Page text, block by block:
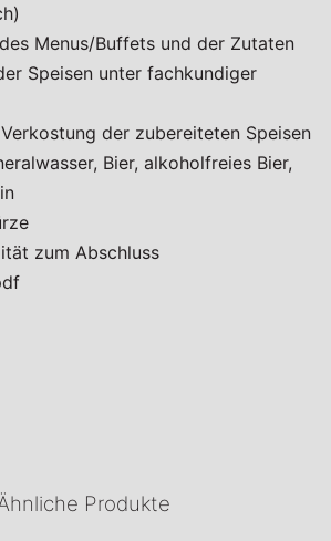
Menus/Buffets und der Zutaten
Speisen unter fachkundiger
der zubereiteten Speisen
Bier, alkoholfreies Bier,
zum Abschluss
Produkte